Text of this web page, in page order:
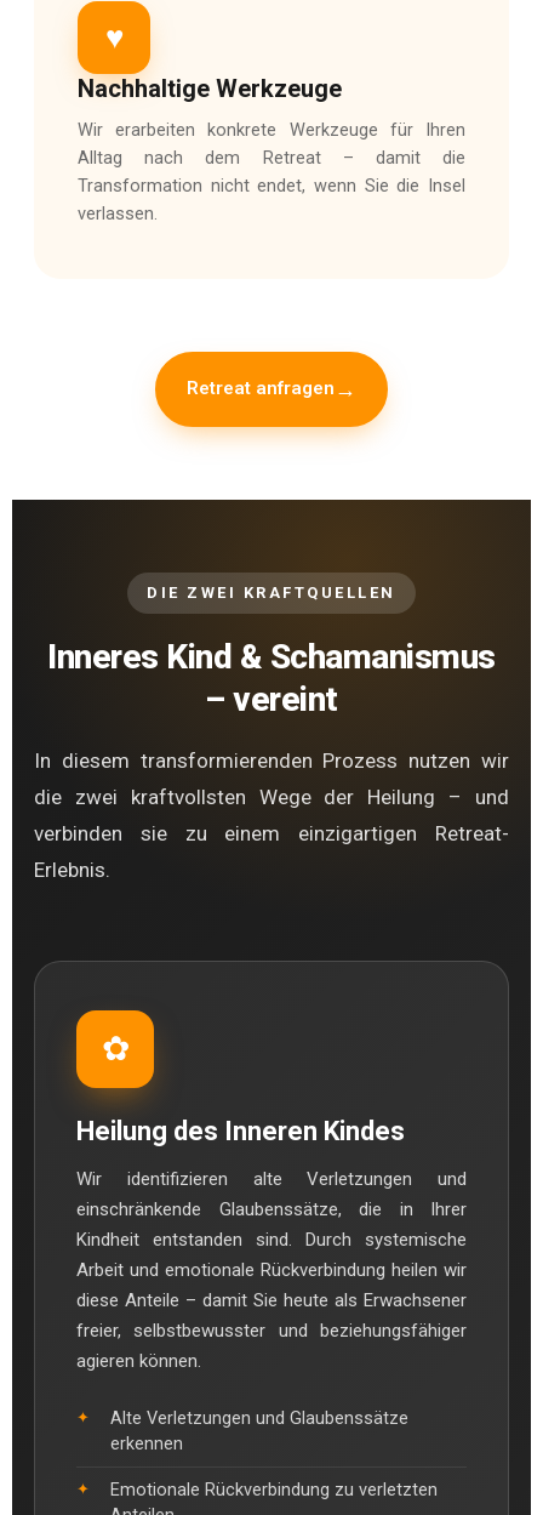
♥
Nachhaltige Werkzeuge
Wir erarbeiten konkrete Werkzeuge für Ihren
Alltag nach dem Retreat – damit die
Transformation nicht endet, wenn Sie die Insel
verlassen.
Retreat anfragen
DIE ZWEI KRAFTQUELLEN
Inneres Kind & Schamanismus
– vereint
In diesem transformierenden Prozess nutzen wir
die zwei kraftvollsten Wege der Heilung – und
verbinden sie zu einem einzigartigen Retreat-
Erlebnis.
✿
Heilung des Inneren Kindes
Wir identifizieren alte Verletzungen und
einschränkende Glaubenssätze, die in Ihrer
Kindheit entstanden sind. Durch systemische
Arbeit und emotionale Rückverbindung heilen wir
diese Anteile – damit Sie heute als Erwachsener
freier, selbstbewusster und beziehungsfähiger
agieren können.
Alte Verletzungen und Glaubenssätze
erkennen
Emotionale Rückverbindung zu verletzten